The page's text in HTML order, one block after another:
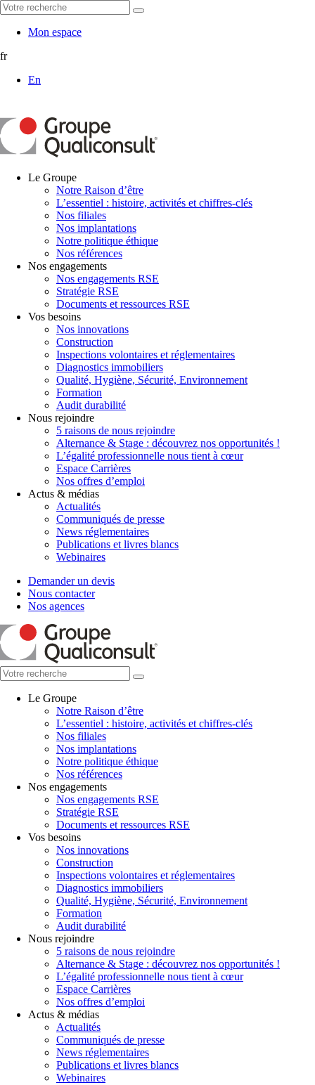
Mon espace
fr
En
Le Groupe
Notre Raison d’être
L’essentiel : histoire, activités et chiffres-clés
Nos filiales
Nos implantations
Notre politique éthique
Nos références
Nos engagements
Nos engagements RSE
Stratégie RSE
Documents et ressources RSE
Vos besoins
Nos innovations
Construction
Inspections volontaires et réglementaires
Diagnostics immobiliers
Qualité, Hygiène, Sécurité, Environnement
Formation
Audit durabilité
Nous rejoindre
5 raisons de nous rejoindre
Alternance & Stage : découvrez nos opportunités !
L’égalité professionnelle nous tient à cœur
Espace Carrières
Nos offres d’emploi
Actus & médias
Actualités
Communiqués de presse
News réglementaires
Publications et livres blancs
Webinaires
Demander un devis
Nous contacter
Nos agences
Le Groupe
Notre Raison d’être
L’essentiel : histoire, activités et chiffres-clés
Nos filiales
Nos implantations
Notre politique éthique
Nos références
Nos engagements
Nos engagements RSE
Stratégie RSE
Documents et ressources RSE
Vos besoins
Nos innovations
Construction
Inspections volontaires et réglementaires
Diagnostics immobiliers
Qualité, Hygiène, Sécurité, Environnement
Formation
Audit durabilité
Nous rejoindre
5 raisons de nous rejoindre
Alternance & Stage : découvrez nos opportunités !
L’égalité professionnelle nous tient à cœur
Espace Carrières
Nos offres d’emploi
Actus & médias
Actualités
Communiqués de presse
News réglementaires
Publications et livres blancs
Webinaires